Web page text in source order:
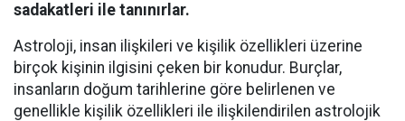
sadakatleri ile tanınırlar.
Astroloji, insan ilişkileri ve kişilik özellikleri üzerine
birçok kişinin ilgisini çeken bir konudur. Burçlar,
insanların doğum tarihlerine göre belirlenen ve
genellikle kişilik özellikleri ile ilişkilendirilen astrolojik